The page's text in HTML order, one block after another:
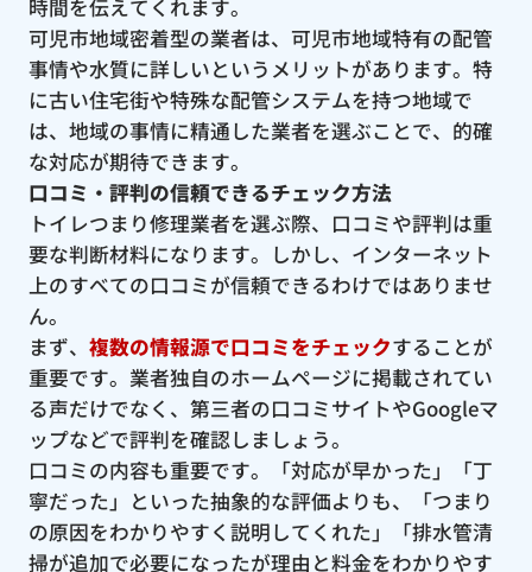
時間を伝えてくれます。
可児市地域密着型の業者は、可児市地域特有の配管
事情や水質に詳しいというメリットがあります。特
に古い住宅街や特殊な配管システムを持つ地域で
は、地域の事情に精通した業者を選ぶことで、的確
な対応が期待できます。
口コミ・評判の信頼できるチェック方法
トイレつまり修理業者を選ぶ際、口コミや評判は重
要な判断材料になります。しかし、インターネット
上のすべての口コミが信頼できるわけではありませ
ん。
まず、 複数の情報源で口コミをチェックすることが
重要です。業者独自のホームページに掲載されてい
る声だけでなく、第三者の口コミサイトやGoogleマ
ップなどで評判を確認しましょう。
口コミの内容も重要です。「対応が早かった」「丁
寧だった」といった抽象的な評価よりも、「つまり
の原因をわかりやすく説明してくれた」「排水管清
掃が追加で必要になったが理由と料金をわかりやす